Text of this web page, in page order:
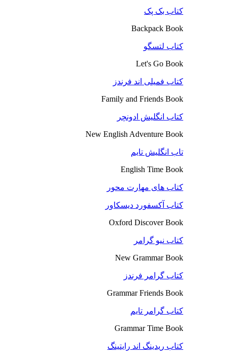
کتاب بک پک
Backpack Book
کتاب لتسگو
Let's Go Book
کتاب فمیلی اند فرندز
Family and Friends Book
کتاب انگلیش ادونچر
New English Adventure Book
تاب انگلیش تایم
English Time Book
کتاب های مهارت محور
کتاب آکسفورد دیسکاور
Oxford Discover Book
کتاب نیو گرامر
New Grammar Book
کتاب گرامر فرندز
Grammar Friends Book
کتاب گرامر تایم
Grammar Time Book
کتاب ریدینگ اند رایتینگ